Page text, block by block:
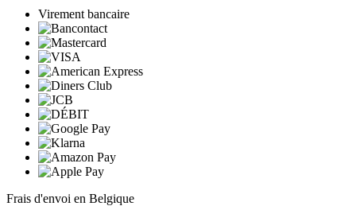
Virement bancaire
Frais d'envoi en Belgique